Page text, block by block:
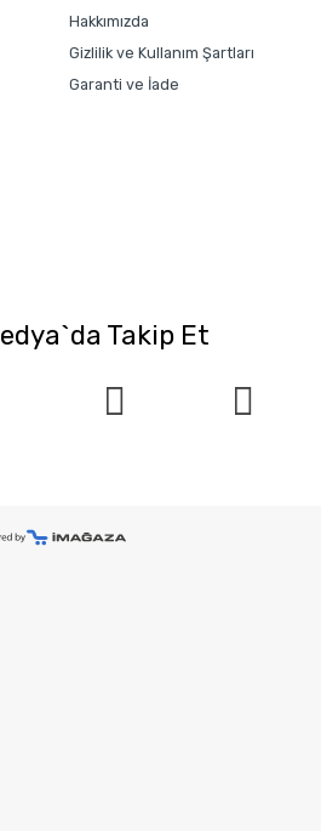
Hakkımızda
Gizlilik ve Kullanım Şartları
Garanti ve İade
Takip Et